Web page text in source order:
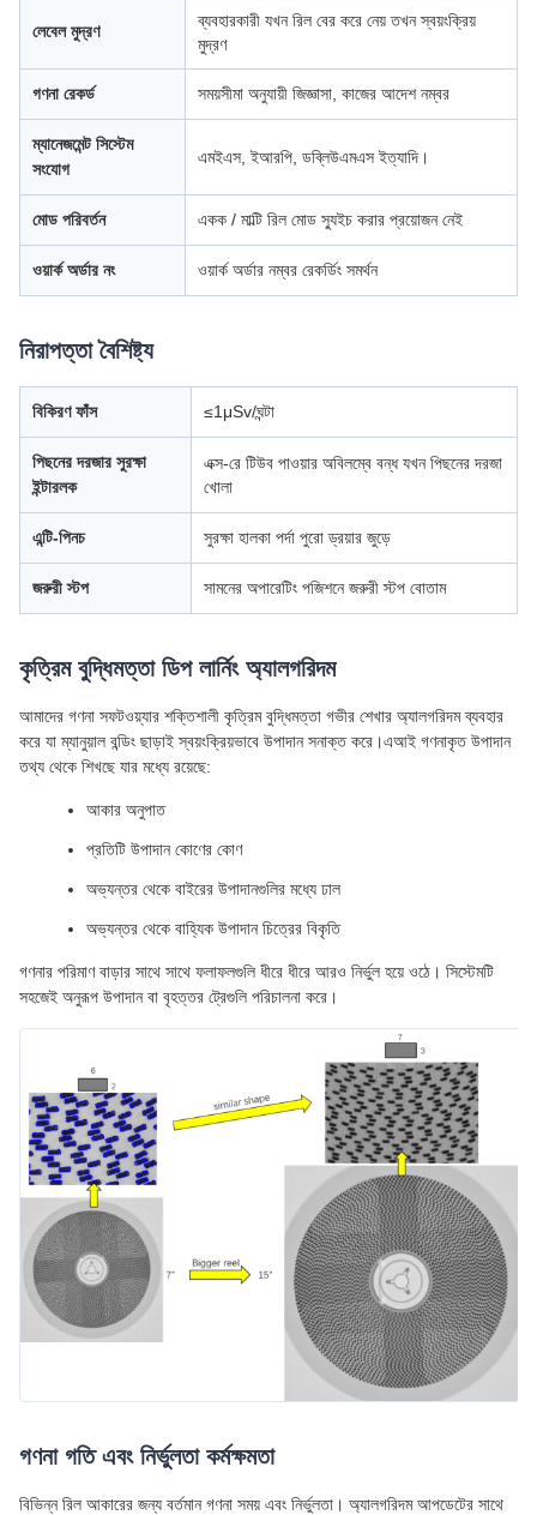
লেবেল মুদ্রণ
ব্যবহারকারী যখন রিল বের করে নেয় তখন স্বয়ংক্রিয়
মুদ্রণ
গণনা রেকর্ড সময়সীমা অনুযায়ী জিজ্ঞাসা, কাজের আদেশ নম্বর
ম্যানেজমেন্ট সিস্টেম
সংযোগ
এমইএস, ইআরপি, ডব্লিউএমএস ইত্যাদি।
মোড পরিবর্তন একক / মাল্টি রিল মোড স্যুইচ করার প্রয়োজন নেই
ওয়ার্ক অর্ডার নং ওয়ার্ক অর্ডার নম্বর রেকর্ডিং সমর্থন
নিরাপত্তা বৈশিষ্ট্য
বিকিরণ ফাঁস ≤1μSv/ঘন্টা
পিছনের দরজার সুরক্ষা
ইন্টারলক
এক্স-রে টিউব পাওয়ার অবিলম্বে বন্ধ যখন পিছনের দরজা
খোলা
এন্টি-পিনচ সুরক্ষা হালকা পর্দা পুরো ড্রয়ার জুড়ে
জরুরী স্টপ সামনের অপারেটিং পজিশনে জরুরী স্টপ বোতাম
কৃত্রিম বুদ্ধিমত্তা ডিপ লার্নিং অ্যালগরিদম
আমাদের গণনা সফটওয়্যার শক্তিশালী কৃত্রিম বুদ্ধিমত্তা গভীর শেখার অ্যালগরিদম ব্যবহার
করে যা ম্যানুয়াল বন্ডিং ছাড়াই স্বয়ংক্রিয়ভাবে উপাদান সনাক্ত করে।এআই গণনাকৃত উপাদান
তথ্য থেকে শিখছে যার মধ্যে রয়েছে:
আকার অনুপাত
প্রতিটি উপাদান কোণের কোণ
অভ্যন্তর থেকে বাইরের উপাদানগুলির মধ্যে ঢাল
অভ্যন্তর থেকে বাহ্যিক উপাদান চিত্রের বিকৃতি
গণনার পরিমাণ বাড়ার সাথে সাথে ফলাফলগুলি ধীরে ধীরে আরও নির্ভুল হয়ে ওঠে। সিস্টেমটি
সহজেই অনুরূপ উপাদান বা বৃহত্তর ট্রেগুলি পরিচালনা করে।
গণনা গতি এবং নির্ভুলতা কর্মক্ষমতা
বিভিন্ন রিল আকারের জন্য বর্তমান গণনা সময় এবং নির্ভুলতা। অ্যালগরিদম আপডেটের সাথে